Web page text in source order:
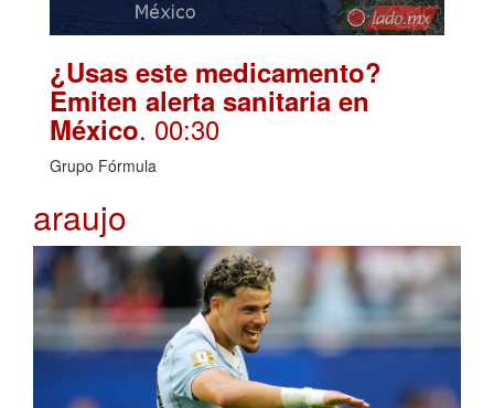
¿Usas este medicamento?
Emiten alerta sanitaria en
México. 00:30
Grupo Fórmula
araujo